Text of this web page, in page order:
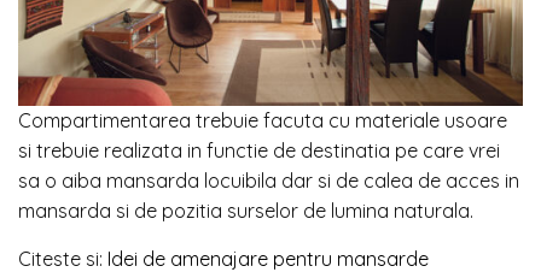
Compartimentarea trebuie facuta cu materiale usoare
si trebuie realizata in functie de destinatia pe care vrei
sa o aiba mansarda locuibila dar si de calea de acces in
mansarda si de pozitia surselor de lumina naturala.
Citeste si: Idei de amenajare pentru mansarde